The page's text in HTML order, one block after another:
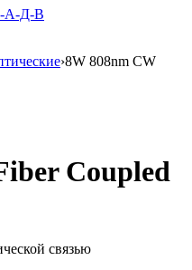
А-Д-В
›8W 808nm CW
Coupled
связью